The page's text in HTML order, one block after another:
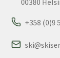
00380
+358 (0)9